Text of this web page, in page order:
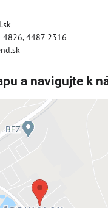
4826, 4487 2316
a navigujte k
obsah je blokovaný
si načítať externý obsah?